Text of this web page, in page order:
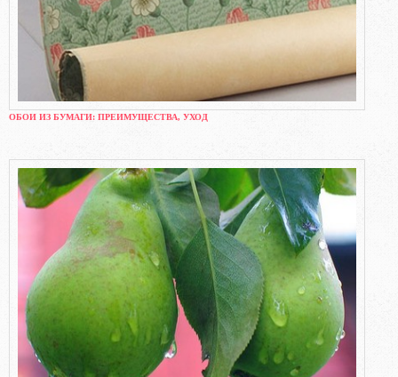
ОБОИ ИЗ БУМАГИ: ПРЕИМУЩЕСТВА, УХОД